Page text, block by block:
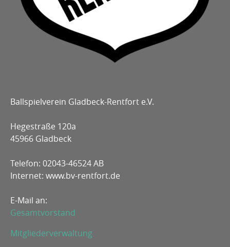
Ballspielverein Gladbeck-Rentfort e.V.
Hegestraße 120a
45966 Gladbeck
Telefon: 02043-46524 AB
Internet: www.bv-rentfort.de
E-Mail an:
Gesamtvorstand
Mitgliederverwaltung